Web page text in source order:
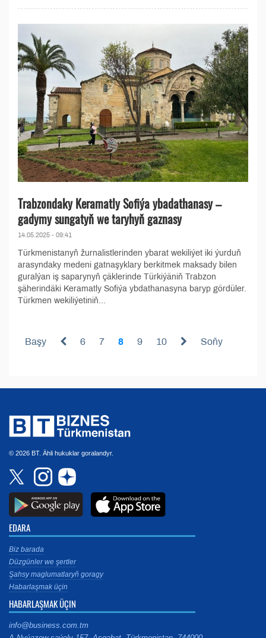
Trabzondaky Keramatly Sofiýa ybadathanasy –
gadymy sungatyň we taryhyň gaznasy
14.05.2025 - 09:41
Türkmenistanyň žurnalistlerinden ybarat wekiliýet iki ýurduň
arasyndaky medeni gatnaşyklary berkitmek maksady bilen
guralýan iş saparynyň çäklerinde Türkiýäniň Trabzon
şäherindäki Keramatly Sofiýa ybdathanasyna baryp gördüler.
Türkmen wekiliýetiniň...
Başy 6 7 8 9 10 Soňy
© 2026 BT. Ähli hukuklar goralandyr.
EDARA
Biz barada
Düzgünler we şertler
Şahsy maglumatlaryň goragy
Habarlaşmak üçin
HABARLAŞMAK ÜÇIN
info@business.com.tm